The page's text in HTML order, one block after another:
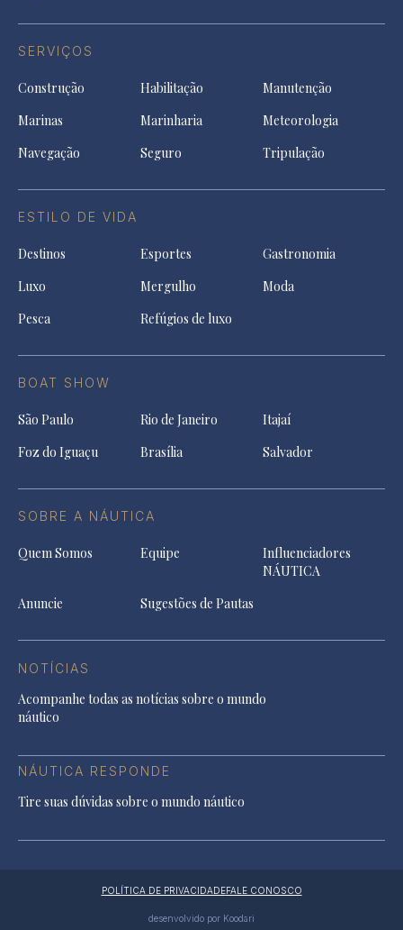
SERVIÇOS
Construção Habilitação
Manutenção
Marinas
Marinharia
Meteorologia
Navegação
Seguro Tripulação
ESTILO DE VIDA
Destinos Esportes
Gastronomia
Luxo
Mergulho
Moda
Pesca
Refúgios de luxo
BOAT SHOW
São Paulo Rio de Janeiro
Itajaí
Foz do Iguaçu
Brasília Salvador
SOBRE A NÁUTICA
Quem Somos Equipe
Influenciadores
NÁUTICA
Anuncie
Sugestões de Pautas
NOTÍCIAS
Acompanhe todas as notícias sobre o mundo
náutico
NÁUTICA RESPONDE
Tire suas dúvidas sobre o mundo náutico
POLÍTICA DE PRIVACIDADEFALE CONOSCO
desenvolvido por Koodari